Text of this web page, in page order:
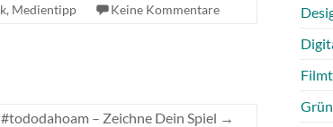
, Medientipp Keine Kommentare
#tododahoam – Zeichne Dein Spiel →